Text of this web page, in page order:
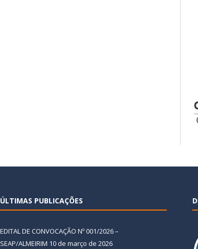
ÚLTIMAS PUBLICAÇÕES
EDITAL DE CONVOCAÇÃO Nº 001/2026 –
SEAP/ALMEIRIM 10 de março de 2026